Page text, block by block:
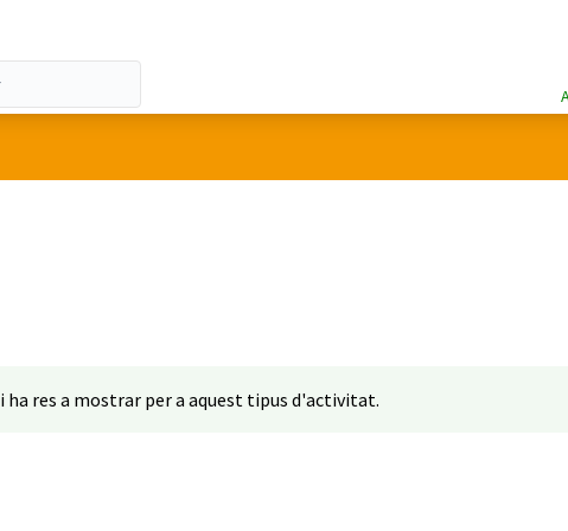
ha res a mostrar per a aquest tipus d'activitat.